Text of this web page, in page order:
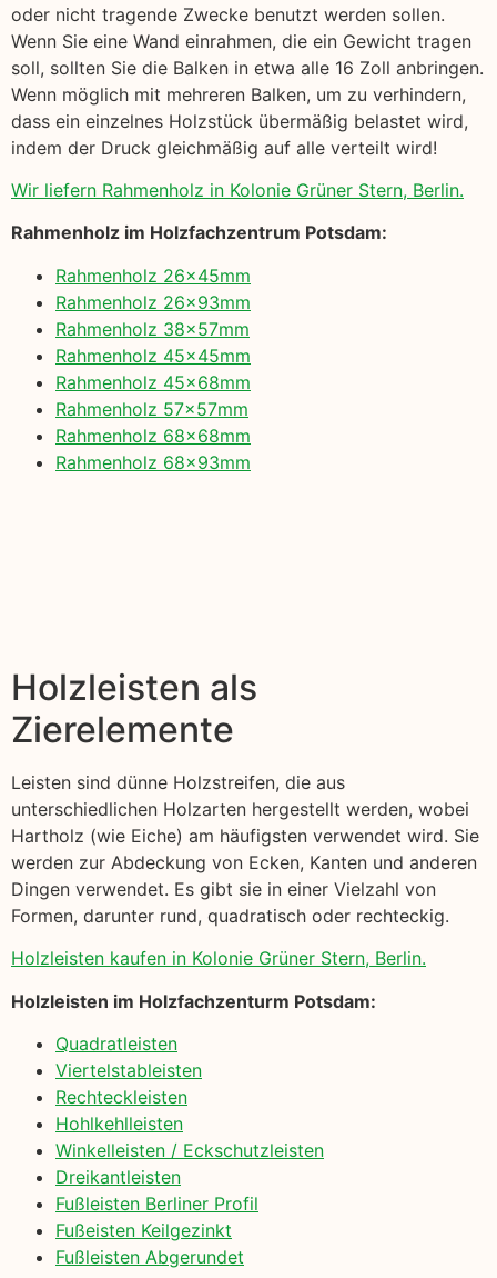
oder nicht tragende Zwecke benutzt werden sollen.
Wenn Sie eine Wand einrahmen, die ein Gewicht tragen
soll, sollten Sie die Balken in etwa alle 16 Zoll anbringen.
Wenn möglich mit mehreren Balken, um zu verhindern,
dass ein einzelnes Holzstück übermäßig belastet wird,
indem der Druck gleichmäßig auf alle verteilt wird!
Wir liefern Rahmenholz in Kolonie Grüner Stern, Berlin.
Rahmenholz im Holzfachzentrum Potsdam:
Rahmenholz 26x45mm
Rahmenholz 26x93mm
Rahmenholz 38x57mm
Rahmenholz 45x45mm
Rahmenholz 45x68mm
Rahmenholz 57x57mm
Rahmenholz 68x68mm
Rahmenholz 68x93mm
Holzleisten als
Zierelemente
Leisten sind dünne Holzstreifen, die aus
unterschiedlichen Holzarten hergestellt werden, wobei
Hartholz (wie Eiche) am häufigsten verwendet wird. Sie
werden zur Abdeckung von Ecken, Kanten und anderen
Dingen verwendet. Es gibt sie in einer Vielzahl von
Formen, darunter rund, quadratisch oder rechteckig.
Holzleisten kaufen in Kolonie Grüner Stern, Berlin.
Holzleisten im Holzfachzenturm Potsdam:
Quadratleisten
Viertelstableisten
Rechteckleisten
Hohlkehlleisten
Winkelleisten / Eckschutzleisten
Dreikantleisten
Fußleisten Berliner Profil
Fußeisten Keilgezinkt
Fußleisten Abgerundet